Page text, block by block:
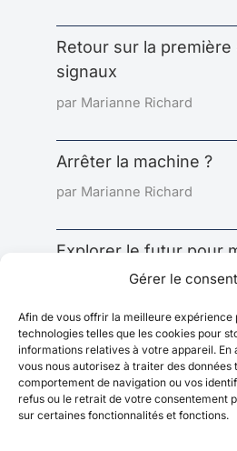
Gérer le
Afin de vous offrir la meilleure expérience
technologies telles que les cookies pour
informations relatives à votre appareil. En
vous nous autorisez à traiter des données
comportement de navigation ou vos
refus ou le retrait de votre consentement
sur certaines fonctionnalités et fonctions.
Retour sur la
signaux
par Marianne Richard
Arrêter la machine ?
par Marianne Richard
Explorer le futur pour
aujourd’hui : l’impact
par Marianne Richard